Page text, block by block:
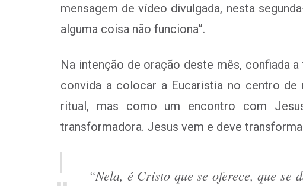
mensagem de vídeo divulgada, nesta
alguma coisa não funciona”.
Na intenção de oração deste mês, confiada
convida a colocar a Eucaristia no centro
ritual, mas como um encontro com
transformadora. Jesus vem e deve
“Nela, é Cristo que se oferece, que